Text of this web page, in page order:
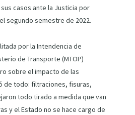
casos ante la Justicia por
segundo semestre de 2022.
por la Intendencia de
de Transporte (MTOP)
sobre el impacto de las
de todo: filtraciones, fisuras,
todo tirado a medida que van
y el Estado no se hace cargo de